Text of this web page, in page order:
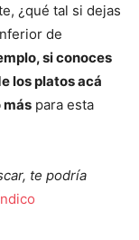
¿qué tal si dejas
de
si conoces
los platos acá
más para esta
te podría